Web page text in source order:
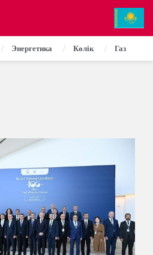
Энергетика Көлік Газ